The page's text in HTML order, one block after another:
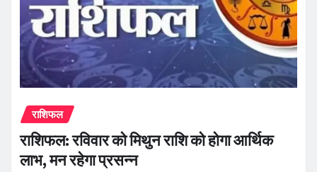
राशिफल
राशिफल: रविवार को मिथुन राशि को होगा आर्थिक
लाभ, मन रहेगा प्रसन्न